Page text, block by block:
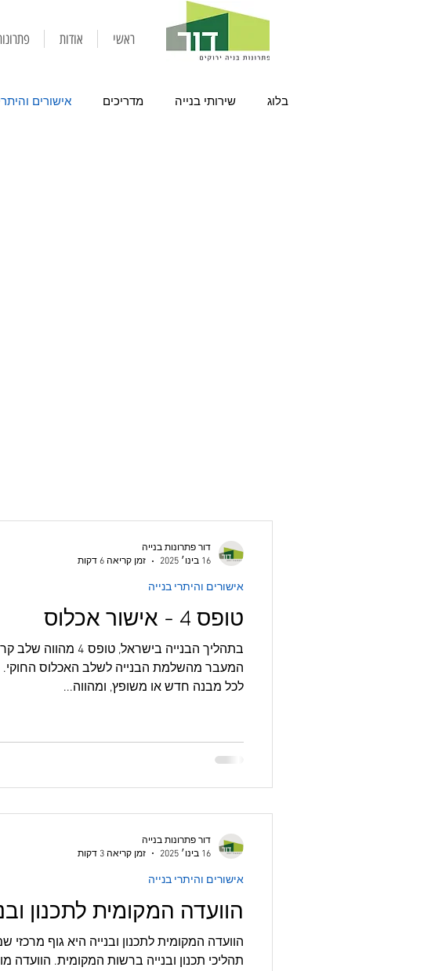
ראשי אודות
בלוג שירותי בנייה מדריכים אישורים
טופס 4 - אישור אכלוס
בתהליך הבנייה בישראל,
המעבר מהשלמת הבנייה לשלב האכלוס
לכל מבנה חדש או משופץ, ומהווה...
אישורים והיתרי בנייה
דור פתרונות בנייה
16 בינו׳ 2025
זמן קריאה 6 דקות
הוועדה המקומית לתכנון
הוועדה המקומית לתכנון ובנייה
תהליכי תכנון ובנייה ברשות המקומית. הוועדה
אישורים והיתרי בנייה
דור פתרונות בנייה
16 בינו׳ 2025
זמן קריאה 3 דקות